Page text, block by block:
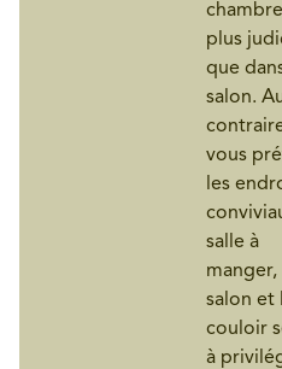
plus
que
salon.
vous
les
salle à
manger,
salon et
couloir
à